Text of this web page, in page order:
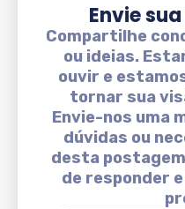
Envie
Compartilhe
ou ideias.
ouvir e
tornar sua
Envie-nos uma
dúvidas ou
desta
de responder